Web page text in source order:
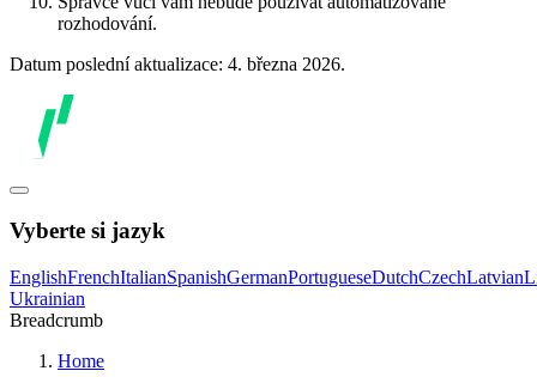
rozhodování.
Datum poslední aktualizace: 4. března 2026.
Vyberte si jazyk
EnglishFrenchItalianSpanishGermanPortugueseDutchCzechLatvian
Ukrainian
Breadcrumb
Home